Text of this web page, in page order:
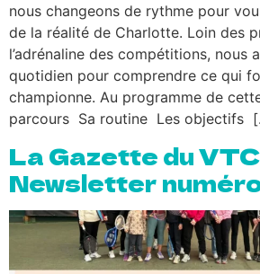
nous changeons de rythme pour
de la réalité de Charlotte. Loin des
l’adrénaline des compétitions, nous
quotidien pour comprendre ce qui
championne. Au programme de
parcours Sa routine Les objectifs
La Gazette du
Newsletter